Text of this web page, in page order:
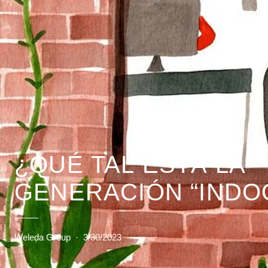
¿QUÉ TAL ESTÁ LA
GENERACIÓN
Weleda Group · 3/30/2023